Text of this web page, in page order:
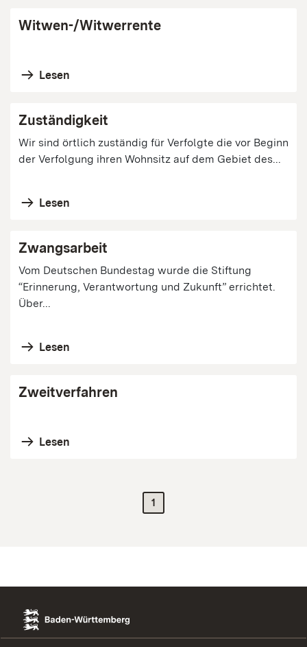
Witwen-/Witwerrente
Lesen
Zuständigkeit
Wir sind örtlich zuständig für Verfolgte die vor Beginn
der Verfolgung ihren Wohnsitz auf dem Gebiet des...
Lesen
Zwangsarbeit
Vom Deutschen Bundestag wurde die Stiftung
“Erinnerung, Verantwortung und Zukunft” errichtet.
Über...
Lesen
Zweitverfahren
Lesen
1